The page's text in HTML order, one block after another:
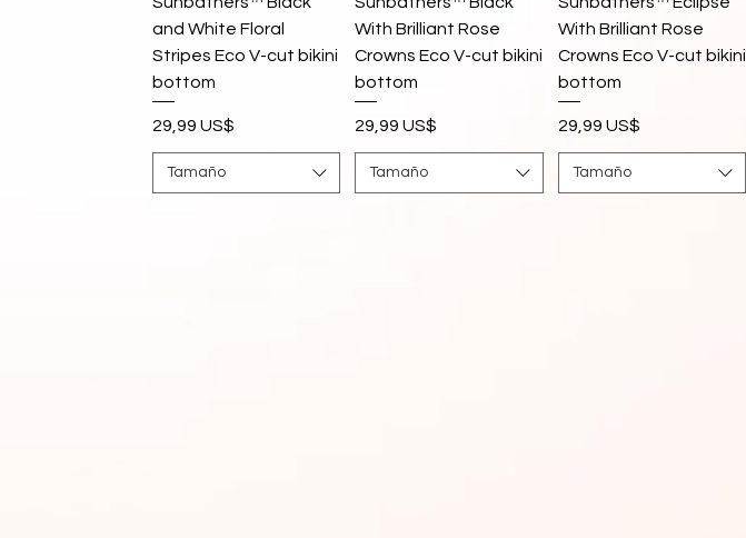
and White Floral
Stripes Eco V-cut bikini
bottom
Precio
29,99 US$
Tamaño
With Brilliant Rose
Crowns Eco V-cut bikini
bottom
Precio
29,99 US$
Tamaño
With Brilliant Rose
Crowns Eco V-cut bikini
bottom
Precio
29,99 US$
Tamaño